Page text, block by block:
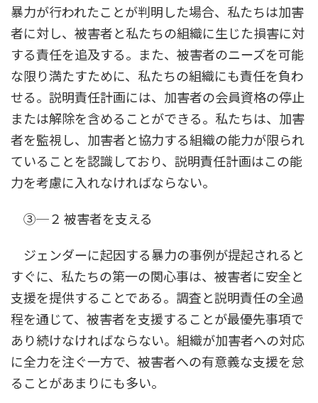
暴力が行われたことが判明した場合、私たちは加害
者に対し、被害者と私たちの組織に生じた損害に対
する責任を追及する。また、被害者のニーズを可能
な限り満たすために、私たちの組織にも責任を負わ
せる。説明責任計画には、加害者の会員資格の停止
または解除を含めることができる。私たちは、加害
者を監視し、加害者と協力する組織の能力が限られ
ていることを認識しており、説明責任計画はこの能
力を考慮に入れなければならない。
③─２ 被害者を支える
ジェンダーに起因する暴力の事例が提起されると
すぐに、私たちの第一の関心事は、被害者に安全と
支援を提供することである。調査と説明責任の全過
程を通じて、被害者を支援することが最優先事項で
あり続けなければならない。組織が加害者への対応
に全力を注ぐ一方で、被害者への有意義な支援を怠
ることがあまりにも多い。